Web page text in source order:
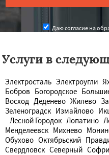
Даю согласие на
Услуги в
Электросталь Электроугли
Бобров Богородское
Восход Деденево Жилево
Зеленоградск Измайлово
Лесной Городок Лопатино
Менделеевск Михнево
Обухово Октябрьский
Свердловск Северный